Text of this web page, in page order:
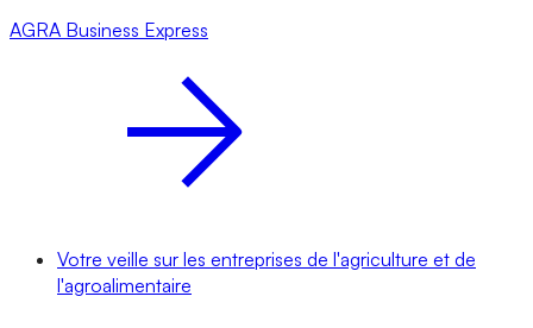
AGRA Business Express
Votre veille sur les entreprises de l'agriculture et de
l'agroalimentaire